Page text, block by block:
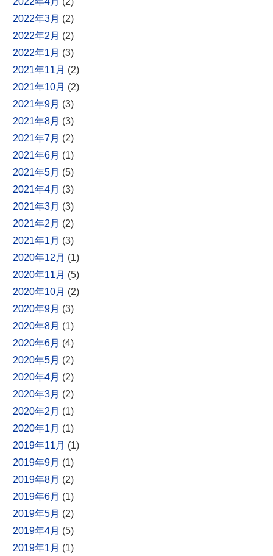
2022年3月 (2)
2022年2月 (2)
2022年1月 (3)
2021年11月 (2)
2021年10月 (2)
2021年9月 (3)
2021年8月 (3)
2021年7月 (2)
2021年6月 (1)
2021年5月 (5)
2021年4月 (3)
2021年3月 (3)
2021年2月 (2)
2021年1月 (3)
2020年12月 (1)
2020年11月 (5)
2020年10月 (2)
2020年9月 (3)
2020年8月 (1)
2020年6月 (4)
2020年5月 (2)
2020年4月 (2)
2020年3月 (2)
2020年2月 (1)
2020年1月 (1)
2019年11月 (1)
2019年9月 (1)
2019年8月 (2)
2019年6月 (1)
2019年5月 (2)
2019年4月 (5)
2019年1月 (1)